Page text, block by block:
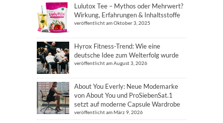
Lulutox Tee – Mythos oder Mehrwert?
Wirkung, Erfahrungen & Inhaltsstoffe
veröffentlicht am Oktober 3, 2025
Hyrox Fitness-Trend: Wie eine
deutsche Idee zum Welterfolg wurde
veröffentlicht am August 3, 2026
About You Everly: Neue Modemarke
von About You und ProSiebenSat.1
setzt auf moderne Capsule Wardrobe
veröffentlicht am März 9, 2026